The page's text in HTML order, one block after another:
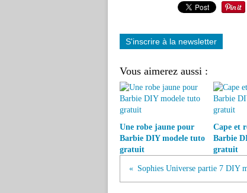
S'inscrire à la newsletter
Vous aimerez aussi :
Une robe jaune pour
Barbie DIY modele tuto
gratuit
Cape et
Barbie
gratuit
Sophies Universe partie 7 DIY